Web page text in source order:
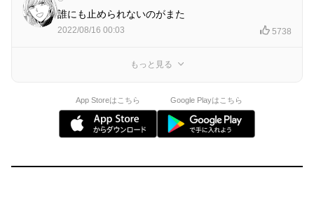
誰にも止められないのがまた
2022/08/16 00:03 5738
もっと見る
App Storeはこちら Google Playはこちら